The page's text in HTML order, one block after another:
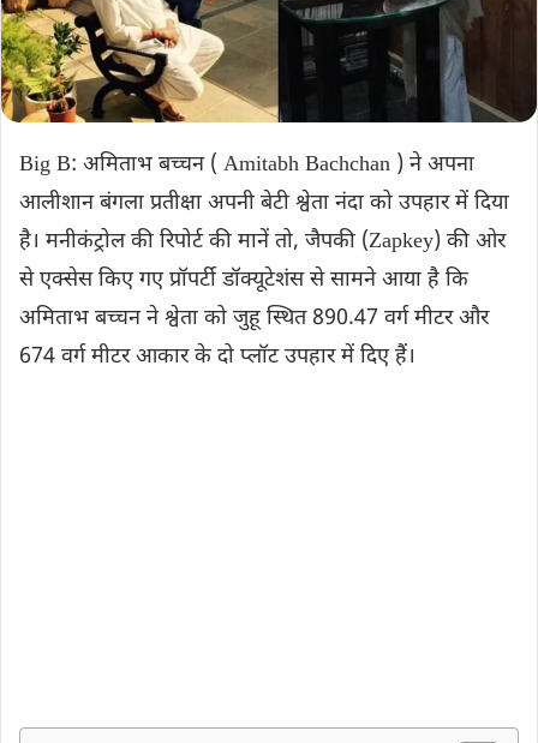
Big B: अमिताभ बच्चन ( Amitabh Bachchan ) ने अपना
आलीशान बंगला प्रतीक्षा अपनी बेटी श्वेता नंदा को उपहार में दिया
है। मनीकंट्रोल की रिपोर्ट की मानें तो, जैपकी (Zapkey) की ओर
से एक्सेस किए गए प्रॉपर्टी डॉक्‍यूटेशंस से सामने आया है कि
अमिताभ बच्चन ने श्वेता को जुहू स्थित 890.47 वर्ग मीटर और
674 वर्ग मीटर आकार के दो प्लॉट उपहार में दिए हैं।